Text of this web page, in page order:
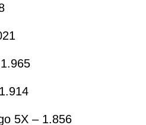
5X – 1.856